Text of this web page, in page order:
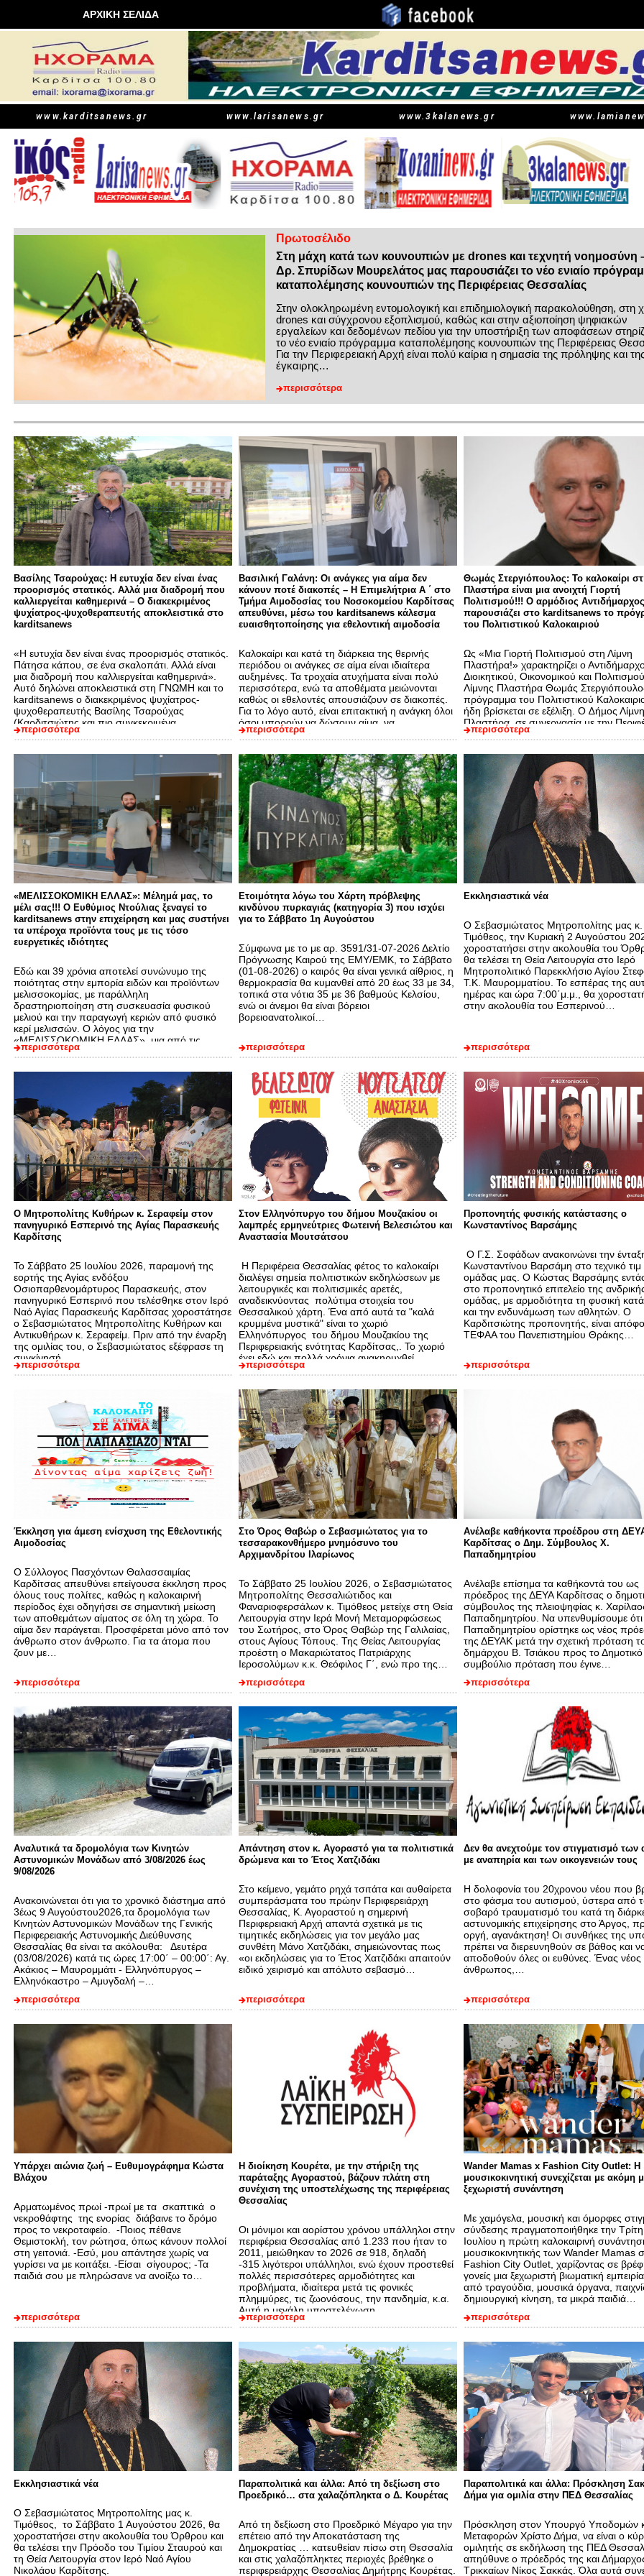
ΑΡΧΙΚΗ ΣΕΛΙΔΑ
www.karditsanews.gr www.larisanews.gr www.3kalanews.gr
Πρωτοσέλιδο
Στη μάχη κατά των κουνουπιών με drones και τεχνητή νοημοσύνη
Δρ. Σπυρίδων Μουρελάτος μας παρουσιάζει το νέο ενιαίο
καταπολέμησης κουνουπιών της Περιφέρειας Θεσσαλίας
Στην ολοκληρωμένη εντομολογική και επιδημιολογική παρακολούθηση, στη
drones και σύγχρονου εξοπλισμού, καθώς και στην αξιοποίηση ψηφιακών
εργαλείων και δεδομένων πεδίου για την υποστήριξη των αποφάσεων
το νέο ενιαίο πρόγραμμα καταπολέμησης κουνουπιών της Περιφέρειας
Για την Περιφερειακή Αρχή είναι πολύ καίρια η σημασία της πρόληψης και
έγκαιρης…
περισσότερα
Βασίλης Τσαρούχας: Η ευτυχία δεν είναι ένας
προορισμός στατικός. Αλλά μια διαδρομή που
καλλιεργείται καθημερινά – Ο διακεκριμένος
ψυχίατρος-ψυχοθεραπευτής αποκλειστικά στο
karditsanews
«Η ευτυχία δεν είναι ένας προορισμός στατικός.
Πάτησα κάπου, σε ένα σκαλοπάτι. Αλλά είναι
μια διαδρομή που καλλιεργείται καθημερινά».
Αυτό δηλώνει αποκλειστικά στη ΓΝΩΜΗ και το
karditsanews ο διακεκριμένος ψυχίατρος-
ψυχοθεραπευτής Βασίλης Τσαρούχας
(Καρδιτσιώτης και πιο συγκεκριμένα
Θραψιμιώτης στην καταγωγή ο οποίος ζει στη
περισσότερα
Βασιλική Γαλάνη: Οι ανάγκες για αίμα δεν
κάνουν ποτέ διακοπές – Η Επιμελήτρια Α ΄ στο
Τμήμα Αιμοδοσίας του Νοσοκομείου Καρδίτσας
απευθύνει, μέσω του karditsanews κάλεσμα
ευαισθητοποίησης για εθελοντική αιμοδοσία
Καλοκαίρι και κατά τη διάρκεια της θερινής
περιόδου οι ανάγκες σε αίμα είναι ιδιαίτερα
αυξημένες. Τα τροχαία ατυχήματα είναι πολύ
περισσότερα, ενώ τα αποθέματα μειώνονται
καθώς οι εθελοντές απουσιάζουν σε διακοπές.
Για το λόγο αυτό, είναι επιτακτική η ανάγκη όλοι
όσοι μπορούν να δώσουν αίμα, να…
περισσότερα
Θωμάς Στεργιόπουλος: Το καλοκαίρι
Πλαστήρα είναι μια ανοιχτή Γιορτή
Πολιτισμού!!! Ο αρμόδιος Αντιδήμαρχος
παρουσιάζει στο karditsanews το
του Πολιτιστικού Καλοκαιριού
Ως «Μια Γιορτή Πολιτισμού στη Λίμνη
Πλαστήρα!» χαρακτηρίζει ο
Διοικητικού, Οικονομικού και
Λίμνης Πλαστήρα Θωμάς
πρόγραμμα του Πολιτιστικού
ήδη βρίσκεται σε εξέλιξη. Ο ∆ήµος
Πλαστήρα, σε συνεργασία µε την
Θεσσαλίας, την Π.Ε.∆. Θεσσαλίας,
περισσότερα
«ΜΕΛΙΣΣΟΚΟΜΙΚΗ ΕΛΛΑΣ»: Μέλημά μας, το
μέλι σας!!! Ο Ευθύμιος Ντούλιας ξεναγεί το
karditsanews στην επιχείρηση και μας συστήνει
τα υπέροχα προϊόντα τους με τις τόσο
ευεργετικές ιδιότητες
Εδώ και 39 χρόνια αποτελεί συνώνυμο της
ποιότητας στην εμπορία ειδών και προϊόντων
μελισσοκομίας, με παράλληλη
δραστηριοποίηση στη συσκευασία φυσικού
μελιού και την παραγωγή κεριών από φυσικό
κερί μελισσών. Ο λόγος για την
«ΜΕΛΙΣΣΟΚΟΜΙΚΗ ΕΛΛΑΣ», μια από τις
δυναμικότερες και ολοένα και εξελισσόμενες
περισσότερα
Ετοιμότητα λόγω του Χάρτη πρόβλεψης
κινδύνου πυρκαγιάς (κατηγορία 3) που ισχύει
για το Σάββατο 1η Αυγούστου
Σύμφωνα με το με αρ. 3591/31-07-2026 Δελτίο
Πρόγνωσης Καιρού της ΕΜΥ/ΕΜΚ, το Σάββατο
(01-08-2026) ο καιρός θα είναι γενικά αίθριος, η
θερμοκρασία θα κυμανθεί από 20 έως 33 με 34,
τοπικά στα νότια 35 με 36 βαθμούς Κελσίου,
ενώ οι άνεμοι θα είναι βόρειοι
βορειοανατολικοί…
περισσότερα
Εκκλησιαστικά νέα
Ο Σεβασμιώτατος Μητροπολίτης μας κ.
Τιμόθεος, την Κυριακή 2 Αυγούστου
χοροστατήσει στην ακολουθία του
θα τελέσει τη Θεία Λειτουργία στο Ιερό
Μητροπολιτικό Παρεκκλήσιο Αγίου
Τ.Κ. Μαυρομματίου. Το εσπέρας της
ημέρας και ώρα 7:00΄μ.μ., θα
στην ακολουθία του Εσπερινού…
περισσότερα
Ο Μητροπολίτης Κυθήρων κ. Σεραφείμ στον
πανηγυρικό Εσπερινό της Αγίας Παρασκευής
Καρδίτσης
Το Σάββατο 25 Ιουλίου 2026, παραμονή της
εορτής της Αγίας ενδόξου
Οσιοπαρθενομάρτυρος Παρασκευής, στον
πανηγυρικό Εσπερινό που τελέσθηκε στον Ιερό
Ναό Αγίας Παρασκευής Καρδίτσας χοροστάτησε
ο Σεβασμιώτατος Μητροπολίτης Κυθήρων και
Αντικυθήρων κ. Σεραφείμ. Πριν από την έναρξη
της ομιλίας του, ο Σεβασμιώτατος εξέφρασε τη
συγκίνησή…
περισσότερα
Στον Ελληνόπυργο του δήμου Μουζακίου οι
λαμπρές ερμηνεύτριες Φωτεινή Βελεσιώτου και
Αναστασία Μουτσάτσου
Η Περιφέρεια Θεσσαλίας φέτος το καλοκαίρι
διαλέγει σημεία πολιτιστικών εκδηλώσεων με
λειτουργικές και πολιτισμικές αρετές,
αναδεικνύοντας πολύτιμα στοιχεία του
Θεσσαλικού χάρτη. Ένα από αυτά τα "καλά
κρυμμένα μυστικά" είναι το χωριό
Ελληνόπυργος του δήμου Μουζακίου της
Περιφερειακής ενότητας Καρδίτσας,. Το χωριό
έχει εδώ και πολλά χρόνια ανακηρυχθεί…
περισσότερα
Προπονητής φυσικής κατάστασης ο
Κωνσταντίνος Βαρσάμης
Ο Γ.Σ. Σοφάδων ανακοινώνει την
Κωνσταντίνου Βαρσάμη στο τεχνικό τιμ
ομάδας μας. Ο Κώστας Βαρσάμης
στο προπονητικό επιτελείο της
ομάδας, με αρμοδιότητα τη φυσική
και την ενδυνάμωση των αθλητών. Ο
Καρδιτσιώτης προπονητής, είναι
ΤΕΦΑΑ του Πανεπιστημίου Θράκης…
περισσότερα
Έκκληση για άμεση ενίσχυση της Εθελοντικής
Αιμοδοσίας
Ο Σύλλογος Πασχόντων Θαλασσαιμίας
Καρδίτσας απευθύνει επείγουσα έκκληση προς
όλους τους πολίτες, καθώς η καλοκαιρινή
περίοδος έχει οδηγήσει σε σημαντική μείωση
των αποθεμάτων αίματος σε όλη τη χώρα. Το
αίμα δεν παράγεται. Προσφέρεται μόνο από τον
άνθρωπο στον άνθρωπο. Για τα άτομα που
ζουν με…
περισσότερα
Στο Όρος Θαβώρ ο Σεβασμιώτατος για το
τεσσαρακονθήμερο μνημόσυνο του
Αρχιμανδρίτου Ιλαρίωνος
Το Σάββατο 25 Ιουλίου 2026, ο Σεβασμιώτατος
Μητροπολίτης Θεσσαλιώτιδος και
Φαναριοφερσάλων κ. Τιμόθεος μετείχε στη Θεία
Λειτουργία στην Ιερά Μονή Μεταμορφώσεως
του Σωτήρος, στο Όρος Θαβώρ της Γαλιλαίας,
στους Αγίους Τόπους. Της Θείας Λειτουργίας
προέστη ο Μακαριώτατος Πατριάρχης
Ιεροσολύμων κ.κ. Θεόφιλος Γ΄, ενώ προ της…
περισσότερα
Ανέλαβε καθήκοντα προέδρου στη
Καρδίτσας ο Δημ. Σύμβουλος Χ.
Παπαδημητρίου
Ανέλαβε επίσημα τα καθήκοντά του ως
πρόεδρος της ΔΕΥΑ Καρδίτσας ο
σύμβουλος της πλειοψηφίας κ.
Παπαδημητρίου. Να υπενθυμίσουμε ότι
Παπαδημητρίου ορίστηκε ως νέος
της ΔΕΥΑΚ μετά την σχετική πρόταση
δημάρχου Β. Τσιάκου προς το Δημοτικό
συμβούλιο πρόταση που έγινε…
περισσότερα
Αναλυτικά τα δρομολόγια των Κινητών
Αστυνομικών Μονάδων από 3/08/2026 έως
9/08/2026
Ανακοινώνεται ότι για το χρονικό διάστημα από
3έως 9 Αυγούστου2026,τα δρομολόγια των
Κινητών Αστυνομικών Μονάδων της Γενικής
Περιφερειακής Αστυνομικής Διεύθυνσης
Θεσσαλίας θα είναι τα ακόλουθα: Δευτέρα
(03/08/2026) κατά τις ώρες 17:00΄ – 00:00΄: Αγ.
Ακάκιος – Μαυρομμάτι - Ελληνόπυργος –
Ελληνόκαστρο – Αμυγδαλή –…
περισσότερα
Απάντηση στον κ. Αγοραστό για τα πολιτιστικά
δρώμενα και το Έτος Χατζιδάκι
Στο κείμενο, γεμάτο ρηχά τσιτάτα και αυθαίρετα
συμπεράσματα του πρώην Περιφερειάρχη
Θεσσαλίας, Κ. Αγοραστού η σημερινή
Περιφερειακή Αρχή απαντά σχετικά με τις
τιμητικές εκδηλώσεις για τον μεγάλο μας
συνθέτη Μάνο Χατζιδάκι, σημειώνοντας πως
«οι εκδηλώσεις για το Έτος Χατζιδάκι απαιτούν
ειδικό χειρισμό και απόλυτο σεβασμό…
περισσότερα
Δεν θα ανεχτούμε τον στιγματισμό των
με αναπηρία και των οικογενειών τους
Η δολοφονία του 20χρονου νέου που
στο φάσμα του αυτισμού, ύστερα από
σοβαρό τραυματισμό του κατά τη
αστυνομικής επιχείρησης στο Άργος,
οργή, αγανάκτηση! Οι συνθήκες της
πρέπει να διερευνηθούν σε βάθος και
αποδοθούν όλες οι ευθύνες. Ένας νέος
άνθρωπος,…
περισσότερα
Υπάρχει αιώνια ζωή – Ευθυμογράφημα Κώστα
Βλάχου
Αρματωμένος πρωί -πρωί με τα σκαπτικά ο
νεκροθάφτης της ενορίας διάβαινε το δρόμο
προς το νεκροταφείο. -Ποιος πέθανε
Θεμιστοκλή, τον ρώτησα, όπως κάνουν πολλοί
στη γειτονιά. -Εσύ, μου απάντησε χωρίς να
γυρίσει να με κοιτάξει. -Είσαι σίγουρος; -Τα
παιδιά σου με πληρώσανε να ανοίξω το…
περισσότερα
Η διοίκηση Κουρέτα, με την στήριξη της
παράταξης Αγοραστού, βάζουν πλάτη στη
συνέχιση της υποστελέχωσης της περιφέρειας
Θεσσαλίας
Οι μόνιμοι και αορίστου χρόνου υπάλληλοι στην
περιφέρεια Θεσσαλίας από 1.233 που ήταν το
2011, μειώθηκαν το 2026 σε 918, δηλαδή
-315 λιγότεροι υπάλληλοι, ενώ έχουν προστεθεί
πολλές περισσότερες αρμοδιότητες και
προβλήματα, ιδιαίτερα μετά τις φονικές
πλημμύρες, τις ζωονόσους, την πανδημία, κ.α.
Αυτή η μεγάλη υποστελέχωση…
περισσότερα
Wander Mamas x Fashion City Outlet: Η
μουσικοκινητική συνεχίζεται με ακόμη
ξεχωριστή συνάντηση
Με χαμόγελα, μουσική και όμορφες
σύνδεσης πραγματοποιήθηκε την
Ιουλίου η πρώτη καλοκαιρινή
μουσικοκινητικής των Wander Mamas
Fashion City Outlet, χαρίζοντας σε
γονείς μια ξεχωριστή βιωματική
από τραγούδια, μουσικά όργανα,
δημιουργική κίνηση, τα μικρά παιδιά…
περισσότερα
Εκκλησιαστικά νέα
Ο Σεβασμιώτατος Μητροπολίτης μας κ.
Τιμόθεος, το Σάββατο 1 Αυγούστου 2026, θα
χοροστατήσει στην ακολουθία του Όρθρου και
θα τελέσει την Πρόοδο του Τιμίου Σταυρού και
τη Θεία Λειτουργία στον Ιερό Ναό Αγίου
Νικολάου Καρδίτσης.
Παραπολιτικά και άλλα: Από τη δεξίωση στο
Προεδρικό… στα χαλαζόπληκτα ο Δ. Κουρέτας
Από τη δεξίωση στο Προεδρικό Μέγαρο για την
επέτειο από την Αποκατάσταση της
Δημοκρατίας … κατευθείαν πίσω στη Θεσσαλία
και στις χαλαζόπληκτες περιοχές βρέθηκε ο
περιφερειάρχης Θεσσαλίας Δημήτρης Κουρέτας.
Παραπολιτικά και άλλα: Πρόσκληση
Δήμα για ομιλία στην ΠΕΔ Θεσσαλίας
Πρόσκληση στον Υπουργό Υποδομών
Μεταφορών Χρίστο Δήμα, να είναι ο
ομιλητής σε εκδήλωση της ΠΕΔ
απηύθυνε ο πρόεδρός της και
Τρικκαίων Νίκος Σακκάς. Όλα αυτά